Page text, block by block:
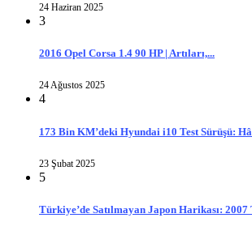
24 Haziran 2025
3
2016 Opel Corsa 1.4 90 HP | Artıları,...
24 Ağustos 2025
4
173 Bin KM’deki Hyundai i10 Test Sürüşü:
23 Şubat 2025
5
Türkiye’de Satılmayan Japon Harikası: